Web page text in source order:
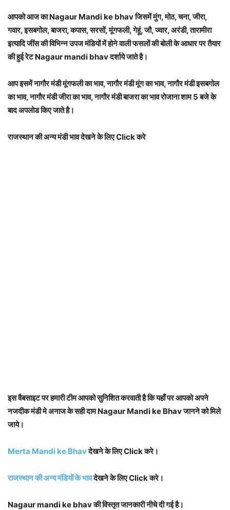
आपको आज का Nagaur Mandi ke bhav जिसमें मुंग, मोठ, चना, जीरा,
गवार, इसबगोल, बाजरा, कपास, सरसों, मूंगफली, गेहूं, जौ, ज्वार, अरंडी, तारामीरा
इत्यादि जींस की विभिन्न उपज मंडियों में होने वाली फसलों की बोली के आधार पर तैयार
की हुई रेट Nagaur mandi bhav दर्शाये जाते है।
आप इसमें नागौर मंडी मूंगफली का भाव, नागौर मंडी मूंग का भाव, नागौर मंडी इसबगोल
का भाव, नागौर मंडी जीरा का भाव, नागौर मंडी बाजरा का भाव रोजाना शाम 5 बजे के
बाद अपलोड किए जाते है।
राजस्थान की अन्य मंडी भाव देखने के लिए Click करे
इस वैबसाइट पर हमारी टीम आपको सुनिशित करवाती है कि यहाँ पर आपको अपने
नजदीक मंडी मे अनाज के सही दाम Nagaur Mandi ke Bhav जानने को मिले
जाये।
Merta Mandi ke Bhavदेखने के लिए Click करे।
राजस्थान की अन्य मंडियों के भावदेखने के लिए Click करे।
Nagaur mandi ke bhav की विस्तृत जानकारी नीचे दी गई है।